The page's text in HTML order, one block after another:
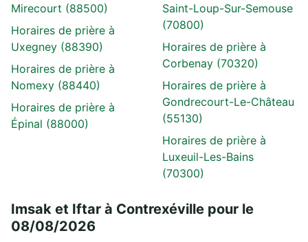
Mirecourt (88500)
Horaires de prière à
Uxegney (88390)
Horaires de prière à
Nomexy (88440)
Horaires de prière à
Épinal (88000)
Saint-Loup-Sur-Semouse
(70800)
Horaires de prière à
Corbenay (70320)
Horaires de prière à
Gondrecourt-Le-Château
(55130)
Horaires de prière à
Luxeuil-Les-Bains
(70300)
Imsak et Iftar à Contrexéville pour le
08/08/2026